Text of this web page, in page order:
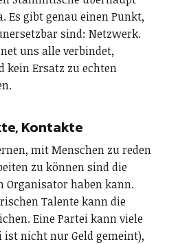
Es gibt genau einen Punkt,
sind: Netzwerk.
uns alle verbindet,
kein Ersatz zu echten
Kontakte
mit Menschen zu reden
zu können sind die
Organisator haben kann.
Talente kann die
Eine Partei kann viele
nicht nur Geld gemeint),